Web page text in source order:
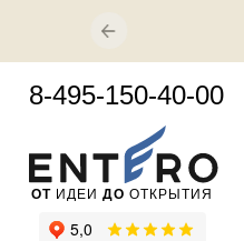
ОТ ИДЕИ ДО ОТКРЫТИЯ
8-495-150-40-00